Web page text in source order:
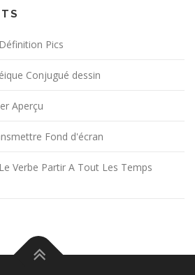
Pics
Conjugué dessin
Aperçu
Fond d'écran
Verbe Partir A Tout Les Temps